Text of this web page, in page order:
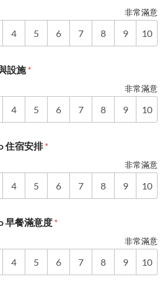
非常滿意
4 5 6 7 8 9 10
設施*
非常滿意
4 5 6 7 8 9 10
住宿安排*
非常滿意
4 5 6 7 8 9 10
早餐滿意度 *
非常滿意
4 5 6 7 8 9 10